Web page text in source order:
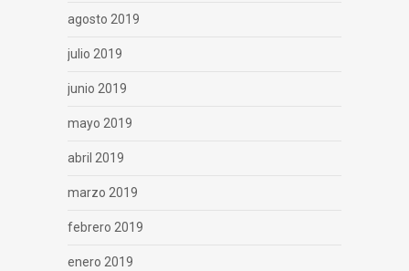
agosto 2019
julio 2019
junio 2019
mayo 2019
abril 2019
marzo 2019
febrero 2019
enero 2019